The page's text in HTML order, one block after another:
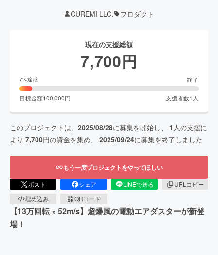
CUREMI LLC. プロダクト
現在の支援総額
7,700円
7%達成 終了
目標金額100,000円 支援者数1 人
このプロジェクトは、 2025/08/28に募集を開始し、 1 人の支援に
より 7,700円の資金を集め、 2025/09/24に募集を終了しました
もう一度プロジェクトをやってほしい
ポスト シェア LINEで送る
URLコピー
埋め込み
QRコード
【13万回転 × 52m/s】超爆風の電動エアダスターが新登
場！